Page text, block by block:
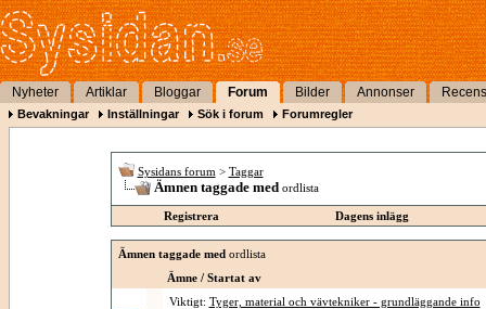
Nyheter Artiklar Bloggar Forum Bilder Annonser
Bevakningar Inställningar Sök i forum Forumregler
Sysidans forum > Taggar
Ämnen taggade med ordlista
Registrera Dagens inlägg
Ämnen taggade med ordlista
Ämne / Startat av
Viktigt: Tyger, material och vävtekniker - grundläggande info